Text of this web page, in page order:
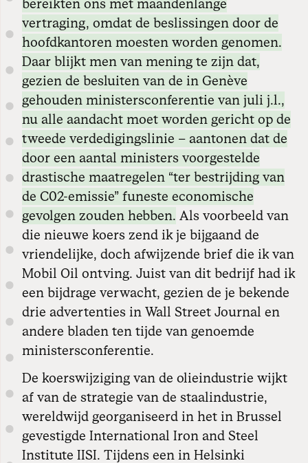
bereikten ons met maandenlange
vertraging, omdat de beslissingen door de
hoofdkantoren moesten worden genomen.
Daar blijkt men van mening te zijn dat,
gezien de besluiten van de in Genève
gehouden ministersconferentie van juli j.l.,
nu alle aandacht moet worden gericht op de
tweede verdedigingslinie – aantonen dat de
door een aantal ministers voorgestelde
drastische maatregelen “ter bestrijding van
de C02-emissie” funeste economische
gevolgen zouden hebben. Als voorbeeld van
die nieuwe koers zend ik je bijgaand de
vriendelijke, doch afwijzende brief die ik van
Mobil Oil ontving. Juist van dit bedrijf had ik
een bijdrage verwacht, gezien de je bekende
drie advertenties in Wall Street Journal en
andere bladen ten tijde van genoemde
ministersconferentie.
De koerswijziging van de olieindustrie wijkt
af van de strategie van de staalindustrie,
wereldwijd georganiseerd in het in Brussel
gevestigde International Iron and Steel
Institute IISI. Tijdens een in Helsinki